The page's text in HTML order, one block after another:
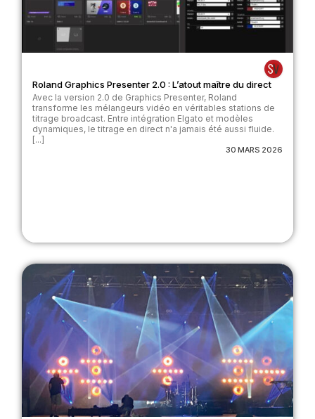
Roland Graphics Presenter 2.0 : L’atout maître du direct
Avec la version 2.0 de Graphics Presenter, Roland
transforme les mélangeurs vidéo en véritables stations de
titrage broadcast. Entre intégration Elgato et modèles
dynamiques, le titrage en direct n'a jamais été aussi fluide.
[...]
30 MARS 2026